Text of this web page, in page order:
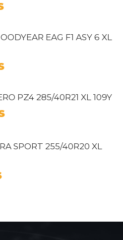
EAG F1 ASY 6 XL
PZ4 285/40R21 XL 109Y
SPORT 255/40R20 XL